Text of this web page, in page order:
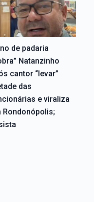
de padaria
Natanzinho
cantor “levar”
das
e viraliza
Rondonópolis;